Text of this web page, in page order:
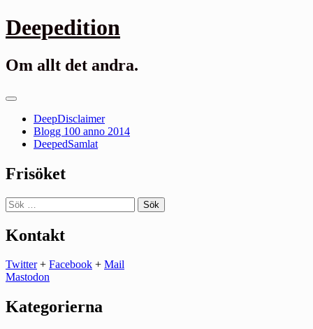
Gå
till
Deepedition
Om allt det andra.
Primär
DeepDisclaimer
Blogg 100 anno 2014
DeepedSamlat
Frisöket
Sök
efter:
Kontakt
Twitter+ Facebook + Mail
Mastodon
Kategorierna